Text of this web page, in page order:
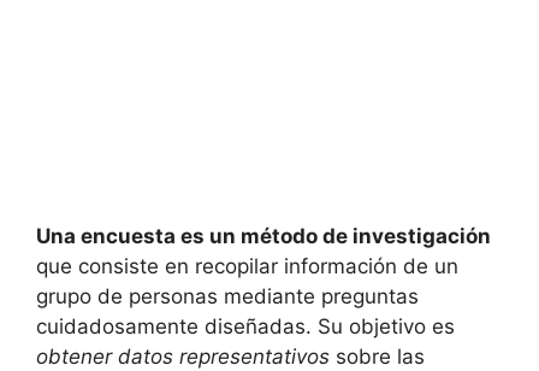
Una encuesta es un método de investigación
que consiste en recopilar información de un
grupo de personas mediante preguntas
cuidadosamente diseñadas. Su objetivo es
obtener datos representativos sobre las